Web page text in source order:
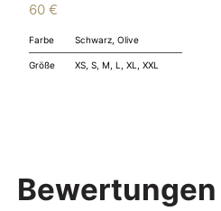
60 €
Farbe Schwarz, Olive
Größe XS, S, M, L, XL, XXL
Bewertungen